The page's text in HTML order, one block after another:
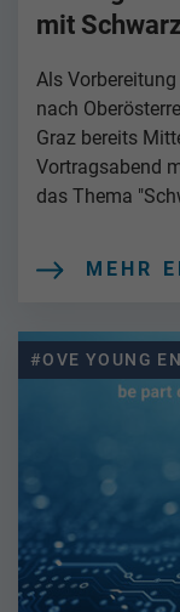
mit
Als
nach
Graz bereits
Vortragsabend
das Thema
MEHR
#OVE YOUNG